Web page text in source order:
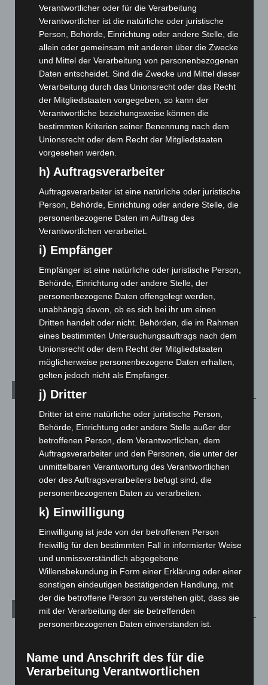
8. August 2026
A2: Zweite Turbobaustelle startet zwischen Hannover-West
und Bothfeld
8. August 2026
Niedersachsen: Feuerwehrkräfte kehren nach
Waldbrandeinsatz aus Spanien zurück
7. August 2026
Hannover: Erste Tigermücken-Population in Niedersachsen
entdeckt
7. August 2026
Brand im „Haus der Begegnung“ in Neuwarmbüchen schnell
eingedämmt
6. August 2026
Region Hannover: 21 neue Notfallsanitäter starten beim
5. August 2026
Mann läuft mit Hockeyschläger über A7 – Polizei sucht
Zeugen
5. August 2026
Celle: Mensch stirbt bei Bagger-Unfall auf Baustelle
5. August 2026
Kategorien
Blaulicht
Corona-News
Hannover und Region
5.039
Langenhagen und Ortsteile
3.252
Leserbriefe
Menschen
Veranstaltungen
1.888
Archiv
Juli 2026 (73)
Juni 2026 (139)
Verantwortlicher oder für die Verarbeitung
Verantwortlicher ist die natürliche oder juristische
Person, Behörde, Einrichtung oder andere Stelle, die
allein oder gemeinsam mit anderen über die Zwecke
und Mittel der Verarbeitung von personenbezogenen
Daten entscheidet. Sind die Zwecke und Mittel dieser
Verarbeitung durch das Unionsrecht oder das Recht
der Mitgliedstaaten vorgegeben, so kann der
Verantwortliche beziehungsweise können die
bestimmten Kriterien seiner Benennung nach dem
Unionsrecht oder dem Recht der Mitgliedstaaten
vorgesehen werden.
h) Auftragsverarbeiter
Auftragsverarbeiter ist eine natürliche oder juristische
Person, Behörde, Einrichtung oder andere Stelle, die
personenbezogene Daten im Auftrag des
Verantwortlichen verarbeitet.
i) Empfänger
Empfänger ist eine natürliche oder juristische Person,
Behörde, Einrichtung oder andere Stelle, der
personenbezogene Daten offengelegt werden,
unabhängig davon, ob es sich bei ihr um einen
Dritten handelt oder nicht. Behörden, die im Rahmen
eines bestimmten Untersuchungsauftrags nach dem
Unionsrecht oder dem Recht der Mitgliedstaaten
möglicherweise personenbezogene Daten erhalten,
gelten jedoch nicht als Empfänger.
j) Dritter
Dritter ist eine natürliche oder juristische Person,
Behörde, Einrichtung oder andere Stelle außer der
betroffenen Person, dem Verantwortlichen, dem
Auftragsverarbeiter und den Personen, die unter der
unmittelbaren Verantwortung des Verantwortlichen
oder des Auftragsverarbeiters befugt sind, die
personenbezogenen Daten zu verarbeiten.
k) Einwilligung
Einwilligung ist jede von der betroffenen Person
freiwillig für den bestimmten Fall in informierter Weise
und unmissverständlich abgegebene
Willensbekundung in Form einer Erklärung oder einer
sonstigen eindeutigen bestätigenden Handlung, mit
der die betroffene Person zu verstehen gibt, dass sie
mit der Verarbeitung der sie betreffenden
personenbezogenen Daten einverstanden ist.
Name und Anschrift des für die
Verarbeitung Verantwortlichen